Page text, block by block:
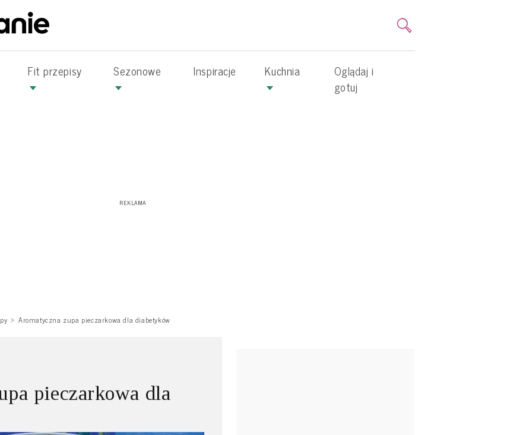
Fit przepisy Sezonowe Inspiracje Kuchnia
Oglądaj i
gotuj
Aromatyczna zupa pieczarkowa dla diabetyków
pieczarkowa dla